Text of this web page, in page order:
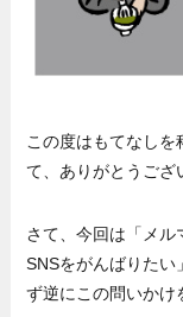
この度はもてなしを
て、ありがとうござ
さて、今回は「メル
SNSをがんばりたい
ず逆にこの問いかけ